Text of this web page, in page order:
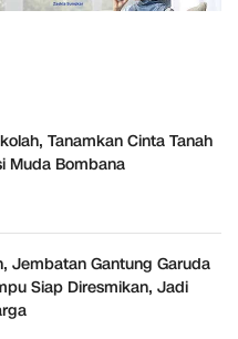
Tanamkan Cinta Tanah
Muda Bombana
Jembatan Gantung Garuda
Siap Diresmikan, Jadi